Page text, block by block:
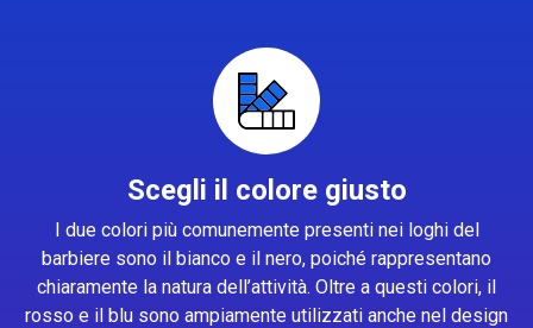
Scegli il colore giusto
I due colori più comunemente presenti nei loghi del
barbiere sono il bianco e il nero, poiché rappresentano
chiaramente la natura dell’attività. Oltre a questi colori, il
rosso e il blu sono ampiamente utilizzati anche nel design